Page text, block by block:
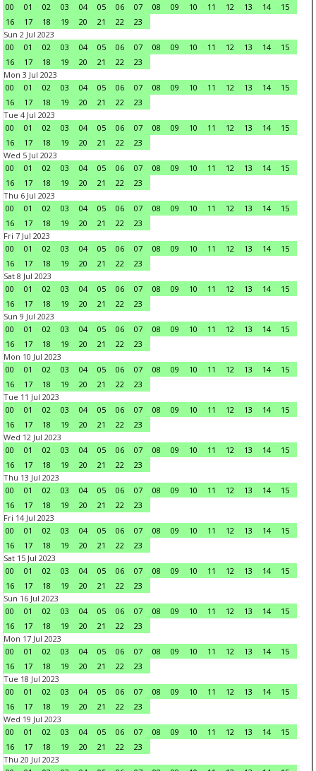
00
01 02 03 04 05 06 07 08 09 10 11 12 13 14
15
16
17 18 19 20 21 22
23
Sun 2 Jul 2023
00
01 02 03 04 05 06 07 08 09 10 11 12 13 14
15
16
17 18 19 20 21 22
23
Mon 3 Jul 2023
00
01 02 03 04 05 06 07 08 09 10 11 12 13 14
15
16
17 18 19 20 21 22
23
Tue 4 Jul 2023
00
01 02 03 04 05 06 07 08 09 10 11 12 13 14
15
16
17 18 19 20 21 22
23
Wed 5 Jul 2023
00
01 02 03 04 05 06 07 08 09 10 11 12 13 14
15
16
17 18 19 20 21 22
23
Thu 6 Jul 2023
00
01 02 03 04 05 06 07 08 09 10 11 12 13 14
15
16
17 18 19 20 21 22
23
Fri 7 Jul 2023
00
01 02 03 04 05 06 07 08 09 10 11 12 13 14
15
16
17 18 19 20 21 22
23
Sat 8 Jul 2023
00
01 02 03 04 05 06 07 08 09 10 11 12 13 14
15
16
17 18 19 20 21 22
23
Sun 9 Jul 2023
00
01 02 03 04 05 06 07 08 09 10 11 12 13 14
15
16
17 18 19 20 21 22
23
Mon 10 Jul 2023
00
01 02 03 04 05 06 07 08 09 10 11 12 13 14
15
16
17 18 19 20 21 22
23
Tue 11 Jul 2023
00
01 02 03 04 05 06 07 08 09 10 11 12 13 14
15
16
17 18 19 20 21 22
23
Wed 12 Jul 2023
00
01 02 03 04 05 06 07 08 09 10 11 12 13 14
15
16
17 18 19 20 21 22
23
Thu 13 Jul 2023
00
01 02 03 04 05 06 07 08 09 10 11 12 13 14
15
16
17 18 19 20 21 22
23
Fri 14 Jul 2023
00
01 02 03 04 05 06 07 08 09 10 11 12 13 14
15
16
17 18 19 20 21 22
23
Sat 15 Jul 2023
00
01 02 03 04 05 06 07 08 09 10 11 12 13 14
15
16
17 18 19 20 21 22
23
Sun 16 Jul 2023
00
01 02 03 04 05 06 07 08 09 10 11 12 13 14
15
16
17 18 19 20 21 22
23
Mon 17 Jul 2023
00
01 02 03 04 05 06 07 08 09 10 11 12 13 14
15
16
17 18 19 20 21 22
23
Tue 18 Jul 2023
00
01 02 03 04 05 06 07 08 09 10 11 12 13 14
15
16
17 18 19 20 21 22
23
Wed 19 Jul 2023
00
01 02 03 04 05 06 07 08 09 10 11 12 13 14
15
16
17 18 19 20 21 22
23
Thu 20 Jul 2023